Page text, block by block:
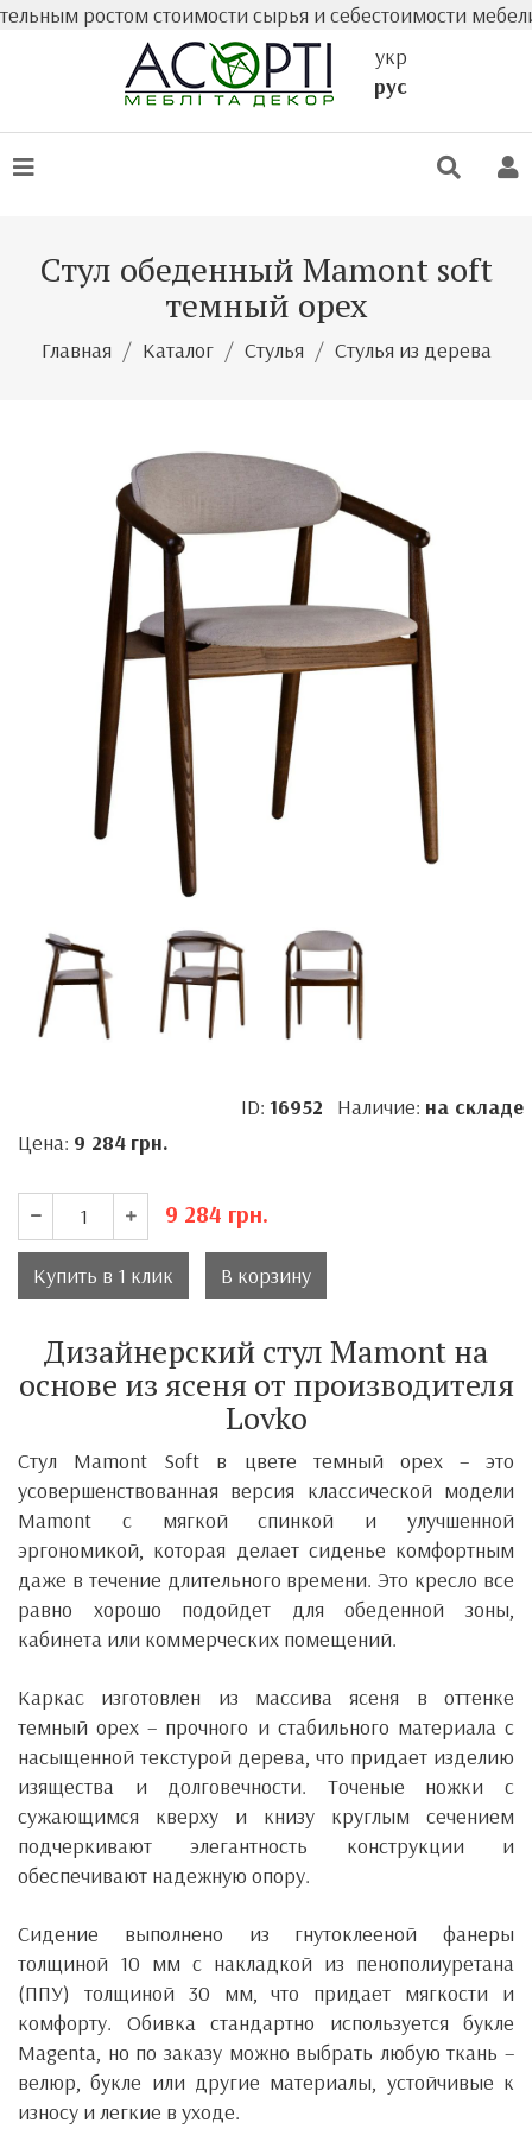
ростом стоимости сырья и себестоимости мебели
укр
рус
Стул обеденный Mamont soft
темный орех
Главная Каталог Стулья Стулья из дерева
ID: 16952 Наличие: на складе
Цена: 9 284 грн.
9 284 грн.
Купить в 1 клик В корзину
Дизайнерский стул Mamont на
основе из ясеня от производителя
Lovko
Стул Mamont Soft в цвете темный орех – это
усовершенствованная версия классической модели
Mamont с мягкой спинкой и улучшенной
эргономикой, которая делает сиденье комфортным
даже в течение длительного времени. Это кресло все
равно хорошо подойдет для обеденной зоны,
кабинета или коммерческих помещений.
Каркас изготовлен из массива ясеня в оттенке
темный орех – прочного и стабильного материала с
насыщенной текстурой дерева, что придает изделию
изящества и долговечности. Точеные ножки с
сужающимся кверху и книзу круглым сечением
подчеркивают элегантность конструкции и
обеспечивают надежную опору.
Сидение выполнено из гнутоклееной фанеры
толщиной 10 мм с накладкой из пенополиуретана
(ППУ) толщиной 30 мм, что придает мягкости и
комфорту. Обивка стандартно используется букле
Magenta, но по заказу можно выбрать любую ткань –
велюр, букле или другие материалы, устойчивые к
износу и легкие в уходе.